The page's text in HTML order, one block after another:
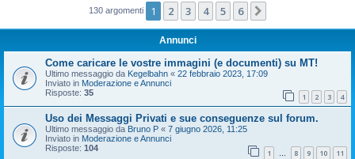
130 argomenti 1 2 3 4 5 6
Annunci
Come caricare le vostre immagini (e documenti) su MT!
Ultimo messaggio da Kegelbahn « 22 febbraio 2023, 17:09
Inviato in Moderazione e Annunci
Risposte: 35 1 2 3 4
Uso dei Messaggi Privati e sue conseguenze sul forum.
Ultimo messaggio da Bruno P « 7 giugno 2026, 11:25
Inviato in Moderazione e Annunci
Risposte: 104 1 … 8 9 10 11